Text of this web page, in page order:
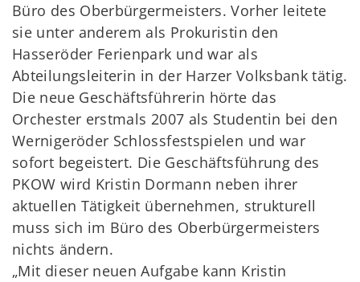
Büro des Oberbürgermeisters. Vorher leitete
sie unter anderem als Prokuristin den
Hasseröder Ferienpark und war als
Abteilungsleiterin in der Harzer Volksbank tätig.
Die neue Geschäftsführerin hörte das
Orchester erstmals 2007 als Studentin bei den
Wernigeröder Schlossfestspielen und war
sofort begeistert. Die Geschäftsführung des
PKOW wird Kristin Dormann neben ihrer
aktuellen Tätigkeit übernehmen, strukturell
muss sich im Büro des Oberbürgermeisters
nichts ändern.
„Mit dieser neuen Aufgabe kann Kristin